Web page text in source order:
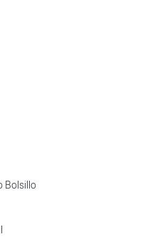
Bolsillo